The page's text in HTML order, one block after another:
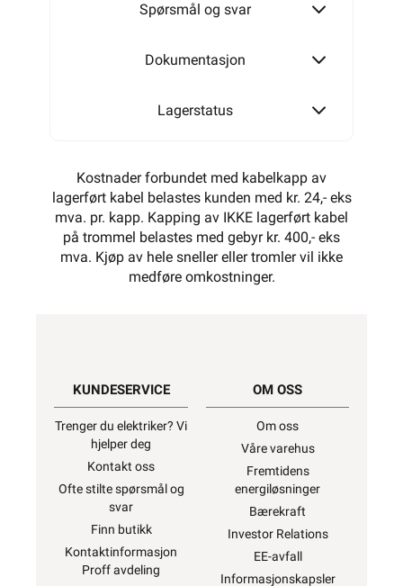
Spørsmål og svar
Dokumentasjon
Lagerstatus
Kostnader forbundet med kabelkapp av
lagerført kabel belastes kunden med kr. 24,- eks
mva. pr. kapp. Kapping av IKKE lagerført kabel
på trommel belastes med gebyr kr. 400,- eks
mva. Kjøp av hele sneller eller tromler vil ikke
medføre omkostninger.
KUNDESERVICE
Trenger du elektriker? Vi
hjelper deg
Kontakt oss
Ofte stilte spørsmål og
svar
Finn butikk
Kontaktinformasjon
Proff avdeling
OM OSS
Om oss
Våre varehus
Fremtidens
energiløsninger
Bærekraft
Investor Relations
EE-avfall
Informasjonskapsler